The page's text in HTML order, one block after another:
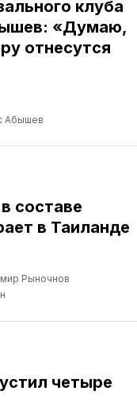
клуба
«Думаю,
отнесутся
Абышев
составе
в Таиланде
Рыночнов
четыре